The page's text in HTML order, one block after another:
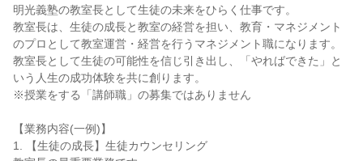
明光義塾の教室長として生徒の未来をひらく仕事です。
教室長は、生徒の成長と教室の経営を担い、教育・マネジメント
のプロとして教室運営・経営を行うマネジメント職になります。
教室長として生徒の可能性を信じ引き出し、「やればできた」と
いう人生の成功体験を共に創ります。
※授業をする「講師職」の募集ではありません
【業務内容(一例)】
1. 【生徒の成長】生徒カウンセリング